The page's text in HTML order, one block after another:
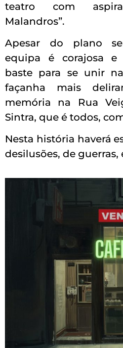
teatro com
Malandros”.
Apesar do plano
equipa é corajosa
baste para se unir
façanha mais
memória na Rua
Sintra, que é todos,
Nesta história haverá
desilusões, de